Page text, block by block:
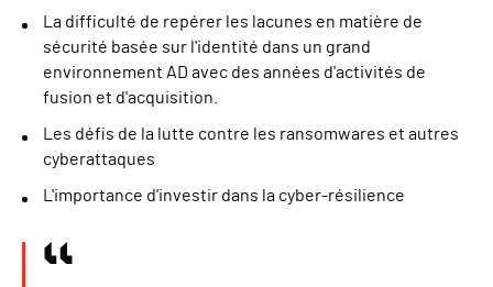
La difficulté de repérer les lacunes en matière de
sécurité basée sur l'identité dans un grand
environnement AD avec des années d'activités de
fusion et d'acquisition.
Les défis de la lutte contre les ransomwares et autres
cyberattaques
L'importance d'investir dans la cyber-résilience